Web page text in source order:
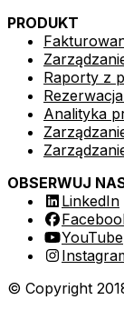
PRODUKT
Raporty z
Analityka
OBSERWUJ
LinkedIn
YouTube
© Copyright